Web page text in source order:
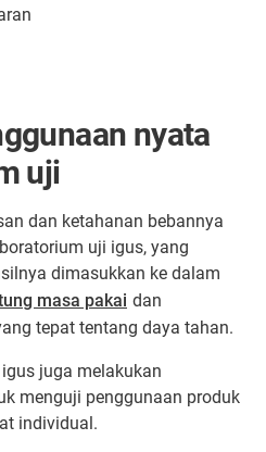
nyata
uji
dan ketahanan bebannya
uji igus, yang
dimasukkan ke dalam
masa pakai dan
tepat tentang daya tahan.
juga melakukan
menguji penggunaan produk
individual.